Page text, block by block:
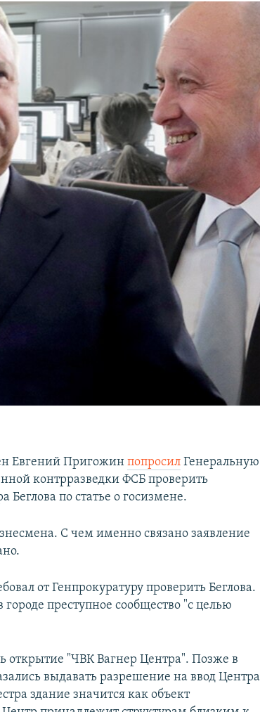
Евгений Пригожинпопросил Генеральную
контрразведки ФСБ проверить
Беглова по статье о госизмене.
С чем именно связано заявление
от Генпрокуратуру проверить Беглова.
городе преступное сообщество "с целью
открытие "ЧВК Вагнер Центра". Позже в
выдавать разрешение на ввод Центра
здание значится как объект